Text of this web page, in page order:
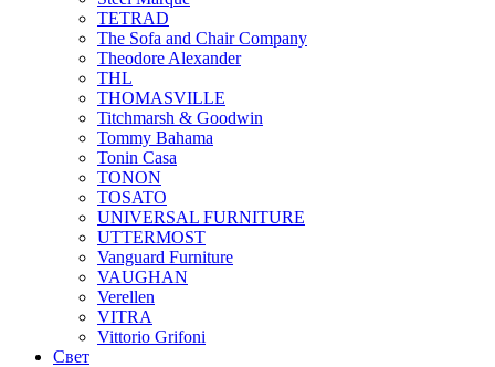
TETRAD
The Sofa and Chair Company
Theodore Alexander
THL
THOMASVILLE
Titchmarsh & Goodwin
Tommy Bahama
Tonin Casa
TONON
TOSATO
UNIVERSAL FURNITURE
UTTERMOST
Vanguard Furniture
VAUGHAN
Verellen
VITRA
Vittorio Grifoni
Свет